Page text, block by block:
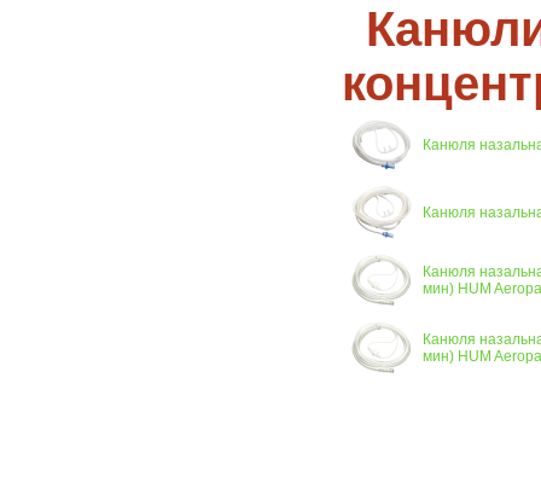
Канюля
Канюля
Канюля
мин) HUM
Канюля
мин) HUM